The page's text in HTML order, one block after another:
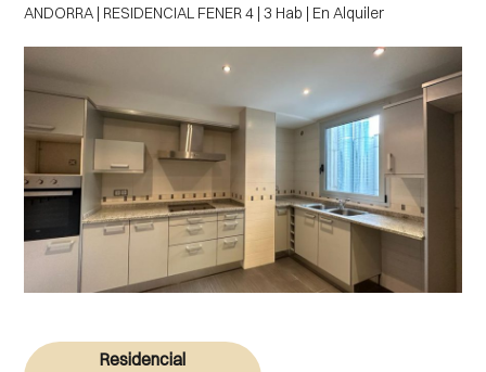
ANDORRA | RESIDENCIAL FENER 4 | 3 Hab | En Alquiler
Residencial